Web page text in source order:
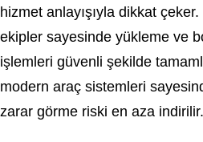
hizmet anlayışıyla dikkat
ekipler sayesinde yükleme ve
işlemleri güvenli şekilde
modern araç sistemleri
zarar görme riski en aza indirilir.